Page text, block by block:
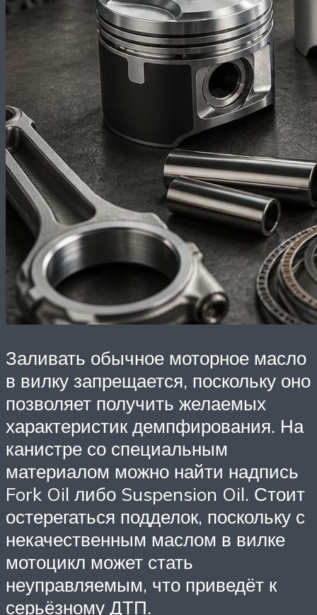
Заливать обычное моторное масло
в вилку запрещается, поскольку оно
позволяет получить желаемых
характеристик демпфирования. На
канистре со специальным
материалом можно найти надпись
Fork Oil либо Suspension Oil. Стоит
остерегаться подделок, поскольку с
некачественным маслом в вилке
мотоцикл может стать
неуправляемым, что приведёт к
серьёзному ДТП.